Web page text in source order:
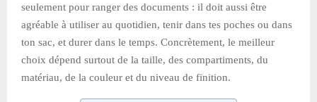
seulement pour ranger des documents : il doit aussi être
agréable à utiliser au quotidien, tenir dans tes poches ou dans
ton sac, et durer dans le temps. Concrètement, le meilleur
choix dépend surtout de la taille, des compartiments, du
matériau, de la couleur et du niveau de finition.